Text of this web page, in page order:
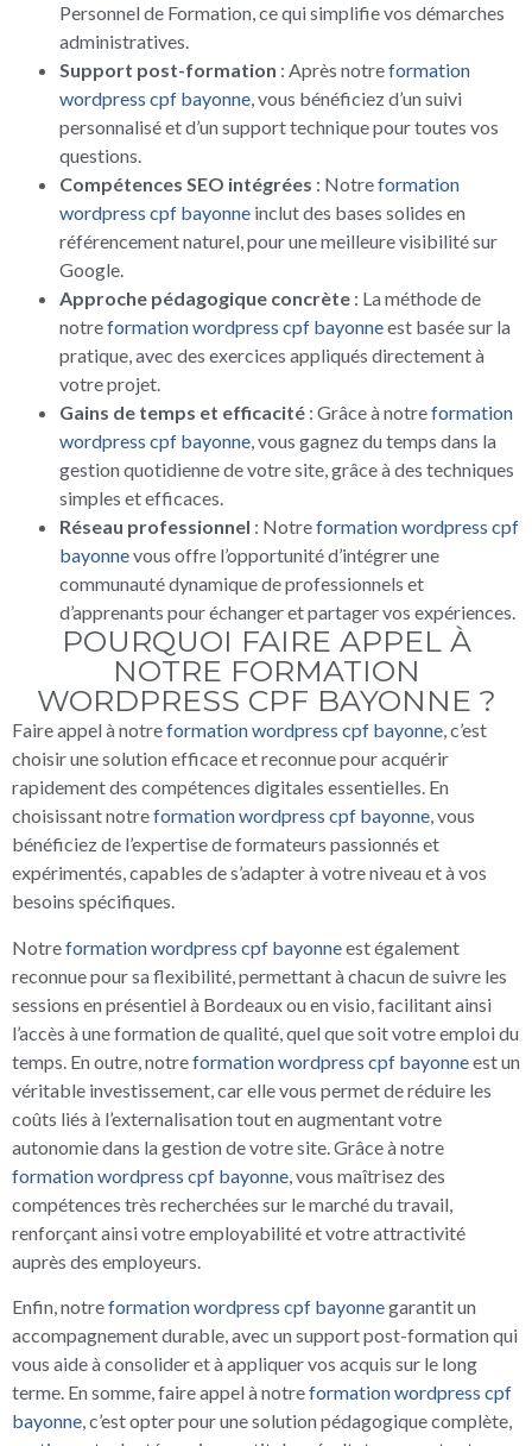
Personnel de Formation, ce qui simplifie vos démarches
administratives.
Support post-formation : Après notreformation
wordpress cpf bayonne, vous bénéficiez d’un suivi
personnalisé et d’un support technique pour toutes vos
questions.
Compétences SEO intégrées : Notreformation
wordpress cpf bayonne inclut des bases solides en
référencement naturel, pour une meilleure visibilité sur
Google.
Approche pédagogique concrète : La méthode de
notreformation wordpress cpf bayonneest basée sur la
pratique, avec des exercices appliqués directement à
votre projet.
Gains de temps et efficacité : Grâce à notreformation
wordpress cpf bayonne, vous gagnez du temps dans la
gestion quotidienne de votre site, grâce à des techniques
simples et efficaces.
Réseau professionnel : Notreformation wordpress cpf
bayonnevous offre l’opportunité d’intégrer une
communauté dynamique de professionnels et
d’apprenants pour échanger et partager vos expériences.
POURQUOI FAIRE APPEL À
NOTRE FORMATION
WORDPRESS CPF BAYONNE ?
Faire appel à notreformation wordpress cpf bayonne, c’est
choisir une solution efficace et reconnue pour acquérir
rapidement des compétences digitales essentielles. En
choisissant notreformation wordpress cpf bayonne, vous
bénéficiez de l’expertise de formateurs passionnés et
expérimentés, capables de s’adapter à votre niveau et à vos
besoins spécifiques.
Notreformation wordpress cpf bayonneest également
reconnue pour sa flexibilité, permettant à chacun de suivre les
sessions en présentiel à Bordeaux ou en visio, facilitant ainsi
l’accès à une formation de qualité, quel que soit votre emploi du
temps. En outre, notreformation wordpress cpf bayonneest un
véritable investissement, car elle vous permet de réduire les
coûts liés à l’externalisation tout en augmentant votre
autonomie dans la gestion de votre site. Grâce à notre
formation wordpress cpf bayonne , vous maîtrisez des
compétences très recherchées sur le marché du travail,
renforçant ainsi votre employabilité et votre attractivité
auprès des employeurs.
Enfin, notreformation wordpress cpf bayonnegarantit un
accompagnement durable, avec un support post-formation qui
vous aide à consolider et à appliquer vos acquis sur le long
terme. En somme, faire appel à notreformation wordpress cpf
bayonne, c’est opter pour une solution pédagogique complète,